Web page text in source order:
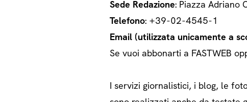
Sede Redazione: Piazza Adriano
Telefono: +39-02-4545-1
Email (utilizzata unicamente a
Se vuoi abbonarti a FASTWEB
I servizi giornalistici, i blog, le